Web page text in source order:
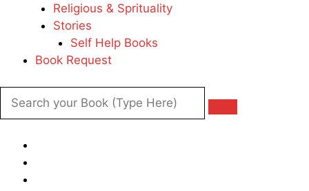
Religious & Sprituality
Stories
Self Help Books
Book Request